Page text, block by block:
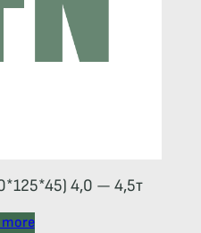
4,0 — 4,5т
more